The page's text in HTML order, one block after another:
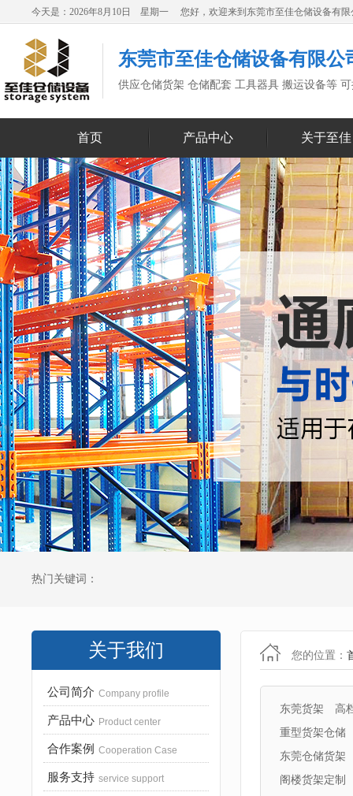
今天是：2026年8月10日 星期一 您好，欢迎来到东莞市至佳仓储设备有限
东莞市至佳仓储设备有限公
供应仓储货架 仓储配套 工具器具 搬运设备等
首页 产品中心 关于至佳
热门关键词：
关于我们
公司简介 Company profile
产品中心 Product center
合作案例 Cooperation Case
服务支持 service support
您的位置：
东莞货架
高
重型货架仓储
东莞仓储货架
阁楼货架定制